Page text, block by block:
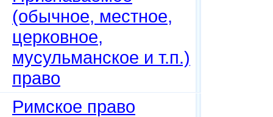
(обычное, местное,
церковное,
мусульманское и т.п.)
право
Римское право